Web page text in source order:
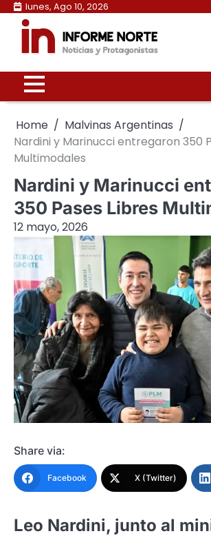
Skip
content
lunes, Ago 10, 2026
Home
Malvinas Argentinas
Nardini y Marinucci entregaron 350
Multimodales
Nardini y Marinucci
350 Pases Libres
12 mayo, 2026
Share via:
Facebook X (Twitter)
Leo Nardini, junto al